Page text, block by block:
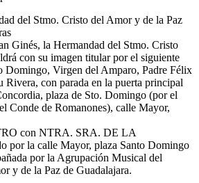
del Stmo. Cristo del Amor y de la Paz
Ginés, la Hermandad del Stmo. Cristo
con su imagen titular por el siguiente
Domingo, Virgen del Amparo, Padre Félix
Rivera, con parada en la puerta principal
plaza de Sto. Domingo (por el
Conde de Romanones), calle Mayor,
con NTRA. SRA. DE LA
por la calle Mayor, plaza Santo Domingo
por la Agrupación Musical del
y de la Paz de Guadalajara.